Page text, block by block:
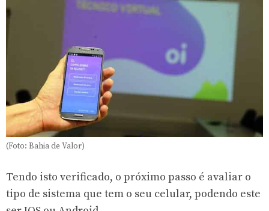
(Foto: Bahia de Valor)
Tendo isto verificado, o próximo passo é avaliar o
tipo de sistema que tem o seu celular, podendo este